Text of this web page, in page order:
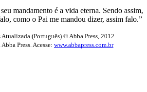
mandamento é a vida eterna. Sendo assim,
como o Pai me mandou dizer, assim falo.”
(Português) © Abba Press, 2012.
Press. Acesse: www.abbapress.com.br